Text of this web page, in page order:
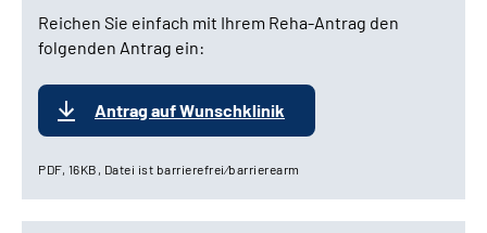
Reichen Sie einfach mit Ihrem Reha-Antrag den
folgenden Antrag ein:
Antrag auf Wunschklinik
PDF, 16KB, Datei ist barrierefrei⁄barrierearm